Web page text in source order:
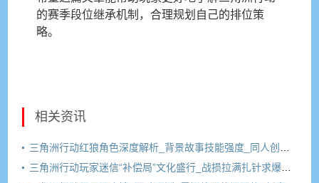
的赛季段位继承机制，合理规划自己的排位策
略。
相关资讯